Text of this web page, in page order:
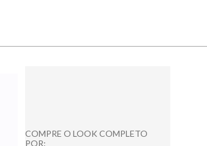
COMPRE O LOOK COMPLETO
POR: